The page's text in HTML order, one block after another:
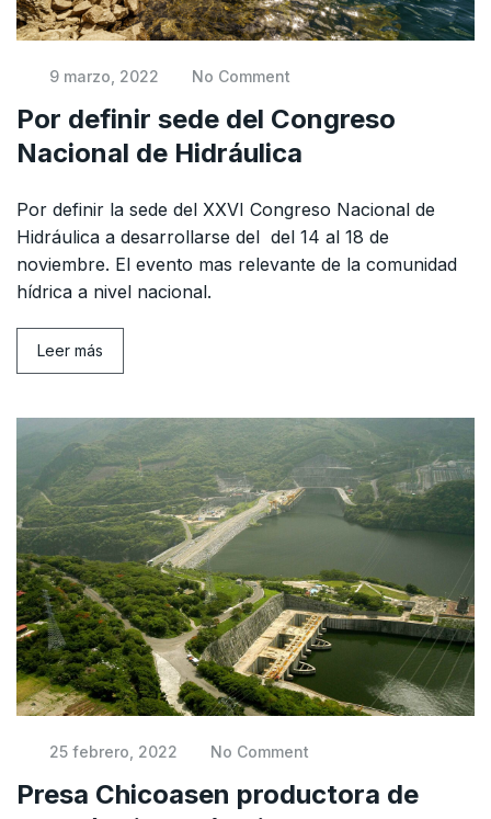
9 marzo, 2022 No Comment
Por definir sede del Congreso
Nacional de Hidráulica
Por definir la sede del XXVI Congreso Nacional de
Hidráulica a desarrollarse del del 14 al 18 de
noviembre. El evento mas relevante de la comunidad
hídrica a nivel nacional.
Leer más
25 febrero, 2022 No Comment
Presa Chicoasen productora de